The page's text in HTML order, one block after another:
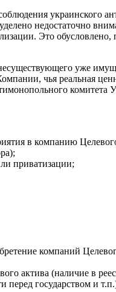
украинского
недостаточно
Это
уже
чья реальная
в компанию
приватизации;
компаний
актива (наличие в
перед государством и